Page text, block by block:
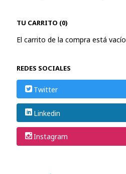
TU CARRITO (0)
El carrito de la compra está vacío
REDES SOCIALES
Twitter
Linkedin
Instagram